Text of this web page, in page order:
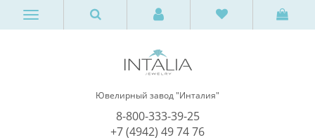
Ювелирный завод "Инталия"
8-800-333-39-25
+7 (4942) 49 74 76